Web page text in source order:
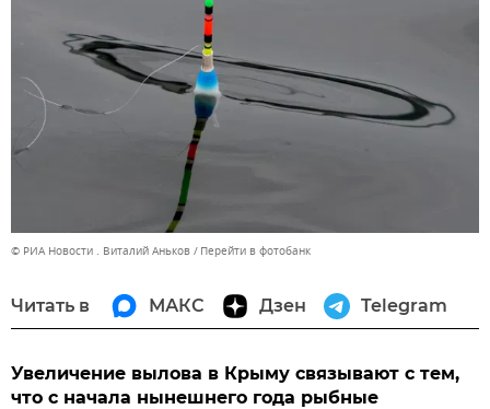
© РИА Новости . Виталий Аньков Перейти в фотобанк
Читать в МАКС Дзен Telegram
Увеличение вылова в Крыму связывают с тем,
что с начала нынешнего года рыбные